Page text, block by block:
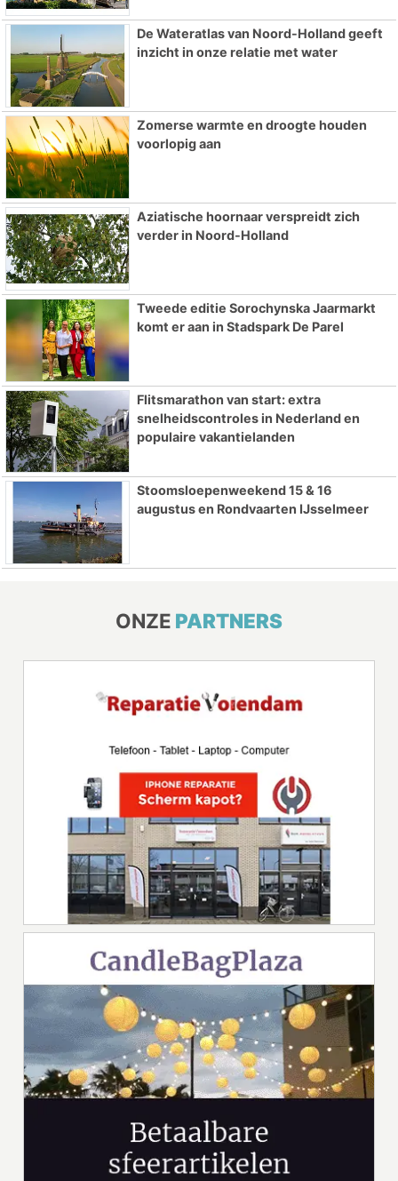
De Wateratlas van Noord-Holland geeft
inzicht in onze relatie met water
Zomerse warmte en droogte houden
voorlopig aan
Aziatische hoornaar verspreidt zich
verder in Noord-Holland
Tweede editie Sorochynska Jaarmarkt
komt er aan in Stadspark De Parel
Flitsmarathon van start: extra
snelheidscontroles in Nederland en
populaire vakantielanden
Stoomsloepenweekend 15 & 16
augustus en Rondvaarten IJsselmeer
ONZE PARTNERS